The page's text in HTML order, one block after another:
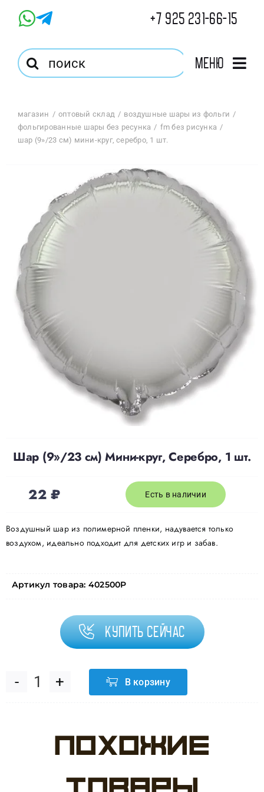
+7 925 231-66-15
Результат
поиска:
Меню
Магазин
Оптовый Магазин
Корзина
Избранное
О нас
Отзывы
Политика конфиденциальности
магазин оптовый склад
воздушные шары из фольги
фольгированные шары без ресунка
fm без рисунка
шар (9»/23 см) мини-круг, серебро, 1 шт.
Шар (9»/23 см) Мини-круг, Серебро, 1 шт.
22₽ Есть в наличии
Воздушный шар из полимерной пленки, надувается только
воздухом, идеально подходит для детских игр и забав.
Артикул товара: 402500P
Купить сейчас
Количество
Шар
В корзину
Похожие